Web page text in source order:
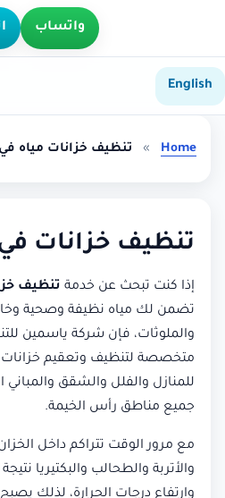
واتساب
English
Home
» تنظيف خزانات مياه
تنظيف خزانات
إذا كنت تبحث عن خدمة تنظيف
تضمن لك مياه نظيفة وصحية
والملوثات، فإن شركة ياسمين
متخصصة لتنظيف وتعقيم خزانات
للمنازل والفلل والشقق والمباني
جميع مناطق رأس الخيمة.
مع مرور الوقت تتراكم داخل
والأتربة والطحالب والبكتيريا
وارتفاع درجات الحرارة، لذلك